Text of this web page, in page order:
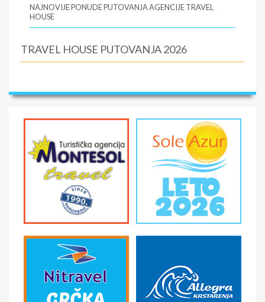
NAJNOVIJE PONUDE PUTOVANJA AGENCIJE TRAVEL
HOUSE
TRAVEL HOUSE PUTOVANJA 2026